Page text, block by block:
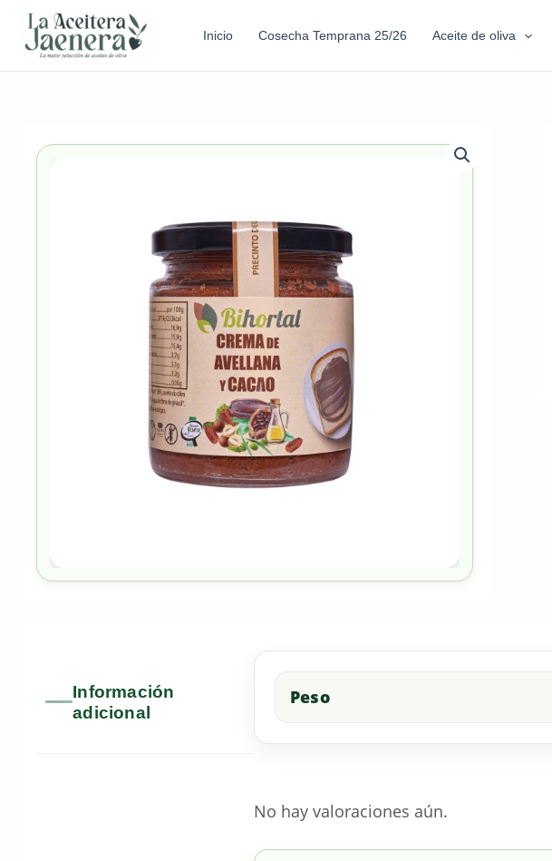
Inicio Cosecha Temprana 25/26 Aceite de oliva
Información
adicional
Peso
No hay valoraciones aún.